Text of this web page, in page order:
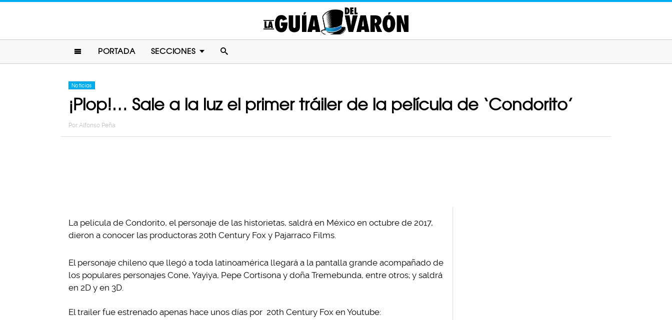
PORTADA SECCIONES
Noticias
¡Plop!… Sale a la luz el primer tráiler de la película de ‘Condorito’
Por Alfonso Peña
La película de Condorito, el personaje de las historietas, saldrá en México en octubre de 2017,
dieron a conocer las productoras 20th Century Fox y Pajarraco Films.
El personaje chileno que llegó a toda latinoamérica llegará a la pantalla grande acompañado de
los populares personajes Cone, Yayiya, Pepe Cortisona y doña Tremebunda, entre otros; y saldrá
en 2D y en 3D.
El trailer fue estrenado apenas hace unos días por 20th Century Fox en Youtube: